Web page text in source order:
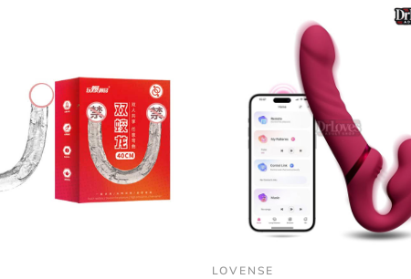
LOVENSE